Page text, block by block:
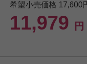
希望小売価格 17,600
11,979 円